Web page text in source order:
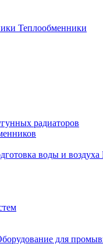
Теплообменники
радиаторов